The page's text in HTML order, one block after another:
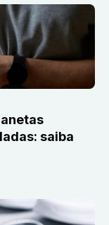
saiba